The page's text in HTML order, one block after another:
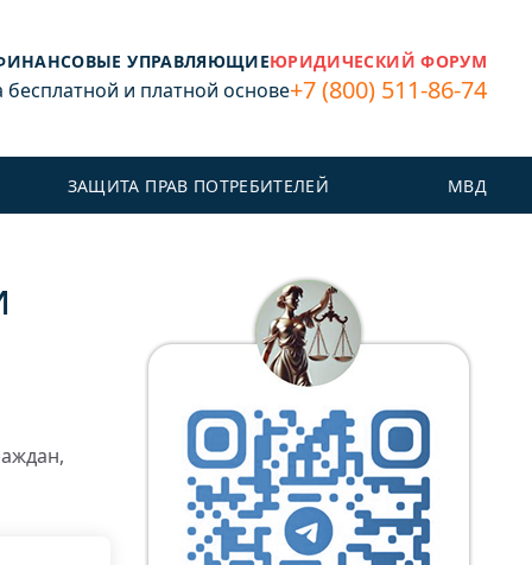
УПРАВЛЯЮЩИЕЮРИДИЧЕСКИЙ ФОРУМ
и платной основе+7 (800) 511-86-74
ЗАЩИТА ПРАВ ПОТРЕБИТЕЛЕЙ МВД